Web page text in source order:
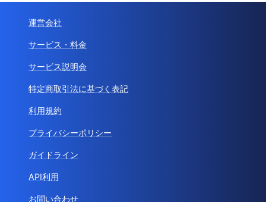
運営会社
サービス・料金
サービス説明会
特定商取引法に基づく表記
利用規約
プライバシーポリシー
ガイドライン
API利用
お問い合わせ